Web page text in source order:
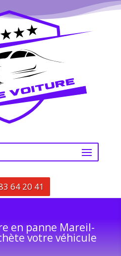
64 20 41
en panne Mareil-
votre véhicule